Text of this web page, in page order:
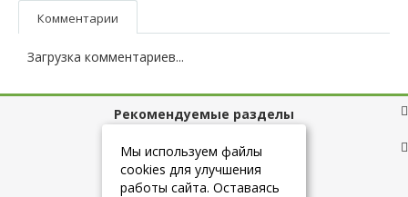
Комментарии
Загрузка комментариев...
Рекомендуемые разделы
Полезные ссылки
Мы используем файлы
cookies для улучшения
работы сайта. Оставаясь